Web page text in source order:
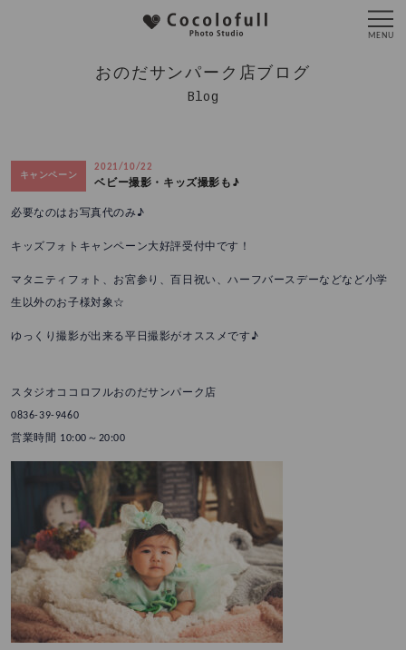
おのだサンパーク店ブログ
Blog
キャンペーン
2021/10/22
ベビー撮影・キッズ撮影も♪
必要なのはお写真代のみ♪
キッズフォトキャンペーン大好評受付中です！
マタニティフォト、お宮参り、百日祝い、ハーフバースデーなどなど小学
生以外のお子様対象☆
ゆっくり撮影が出来る平日撮影がオススメです♪
スタジオココロフルおのだサンパーク店
0836-39-9460
営業時間 10:00～20:00